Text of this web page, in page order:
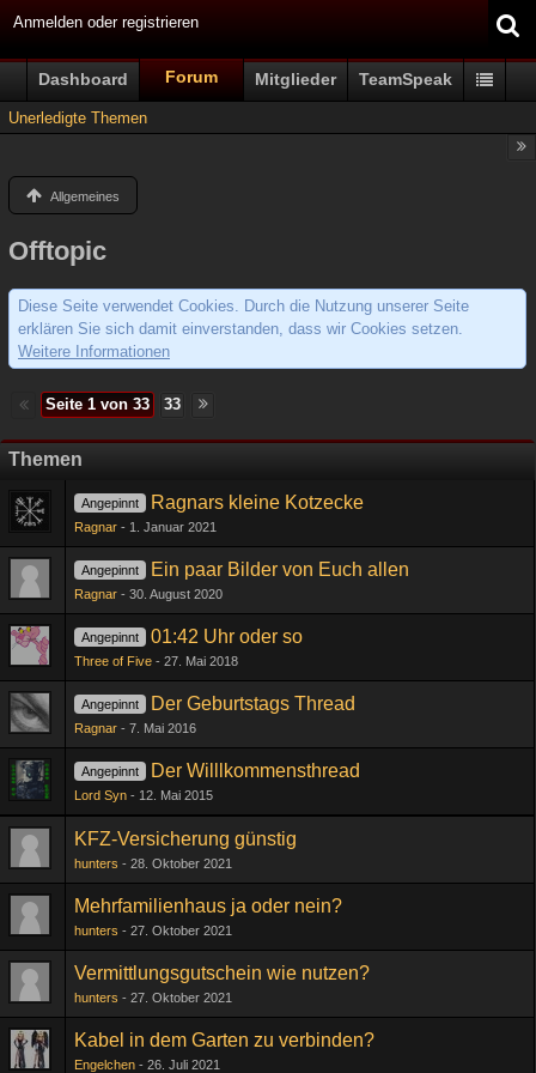
Anmelden oder registrieren
Dashboard Forum Mitglieder TeamSpeak
Unerledigte Themen
Allgemeines
Offtopic
Diese Seite verwendet Cookies. Durch die Nutzung unserer Seite
erklären Sie sich damit einverstanden, dass wir Cookies setzen.
Weitere Informationen
Seite 1 von 33 33
Themen
Angepinnt Ragnars kleine Kotzecke
Ragnar 1. Januar 2021
Angepinnt Ein paar Bilder von Euch allen
Ragnar 30. August 2020
Angepinnt 01:42 Uhr oder so
Three of Five 27. Mai 2018
Angepinnt Der Geburtstags Thread
Ragnar 7. Mai 2016
Angepinnt Der Willlkommensthread
Lord Syn 12. Mai 2015
KFZ-Versicherung günstig
hunters 28. Oktober 2021
Mehrfamilienhaus ja oder nein?
hunters 27. Oktober 2021
Vermittlungsgutschein wie nutzen?
hunters 27. Oktober 2021
Kabel in dem Garten zu verbinden?
Engelchen 26. Juli 2021